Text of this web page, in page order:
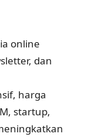
online
dan
harga
startup,